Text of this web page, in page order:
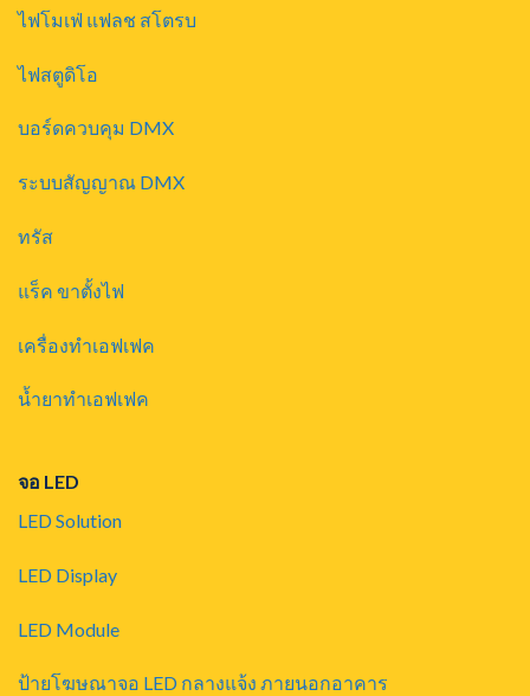
ไฟโมเฟ่ แฟลช สโตรบ
ไฟสตูดิโอ
บอร์ดควบคุม DMX
ระบบสัญญาณ DMX
ทรัส
แร็ค ขาตั้งไฟ
เครื่องทำเอฟเฟค
น้ำยาทำเอฟเฟค
จอ LED
LED Solution
LED Display
LED Module
ป้ายโฆษณาจอ LED กลางแจ้ง ภายนอกอาคาร